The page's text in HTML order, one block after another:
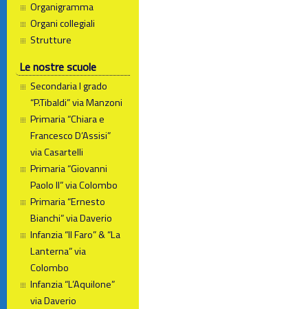
Organigramma
Organi collegiali
Strutture
Le nostre scuole
Secondaria I grado
“P.Tibaldi” via Manzoni
Primaria “Chiara e
Francesco D’Assisi”
via Casartelli
Primaria “Giovanni
Paolo II” via Colombo
Primaria “Ernesto
Bianchi” via Daverio
Infanzia “Il Faro” & “La
Lanterna” via
Colombo
Infanzia “L’Aquilone”
via Daverio